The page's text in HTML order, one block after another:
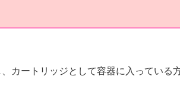
カートリッジとして容器に入っている